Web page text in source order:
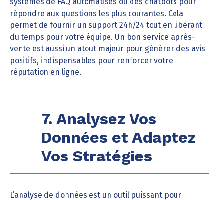
répondre aux questions les plus courantes. Cela
permet de fournir un support 24h/24 tout en libérant
du temps pour votre équipe. Un bon service après-
vente est aussi un atout majeur pour générer des avis
positifs, indispensables pour renforcer votre
réputation en ligne.
7. Analysez Vos
Données et Adaptez
Vos Stratégies
L’analyse de données est un outil puissant pour